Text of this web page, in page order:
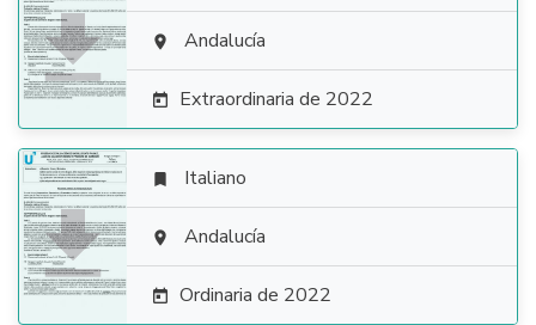
  Andalucía
 Extraordinaria de 2022

 Italiano
 Andalucía
 Ordinaria de 2022